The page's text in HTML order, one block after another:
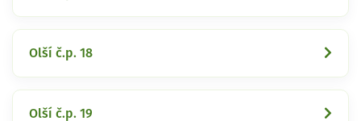
Olší č.p. 18
Olší č.p. 19